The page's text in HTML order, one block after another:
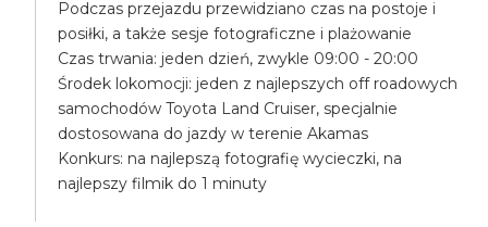
Podczas przejazdu przewidziano czas na postoje i
posiłki, a także sesje fotograficzne i plażowanie
Czas trwania: jeden dzień, zwykle 09:00 - 20:00
Środek lokomocji: jeden z najlepszych off roadowych
samochodów Toyota Land Cruiser, specjalnie
dostosowana do jazdy w terenie Akamas
Konkurs: na najlepszą fotografię wycieczki, na
najlepszy filmik do 1 minuty